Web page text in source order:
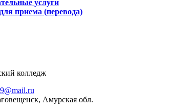
услуги
приема (перевода)
колледж
Амурская обл.